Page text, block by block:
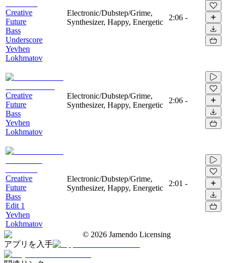
Creative
Future
Bass
Underscore
Yevhen
Lokhmatov
Electronic/Dubstep/Grime,
Synthesizer, Happy, Energetic
2:06 -
Creative
Future
Bass
Yevhen
Lokhmatov
Electronic/Dubstep/Grime,
Synthesizer, Happy, Energetic
2:06 -
Creative
Future
Bass
Edit 1
Yevhen
Lokhmatov
Electronic/Dubstep/Grime,
Synthesizer, Happy, Energetic
2:01 -
© 2026 Jamendo Licensing
アプリを入手